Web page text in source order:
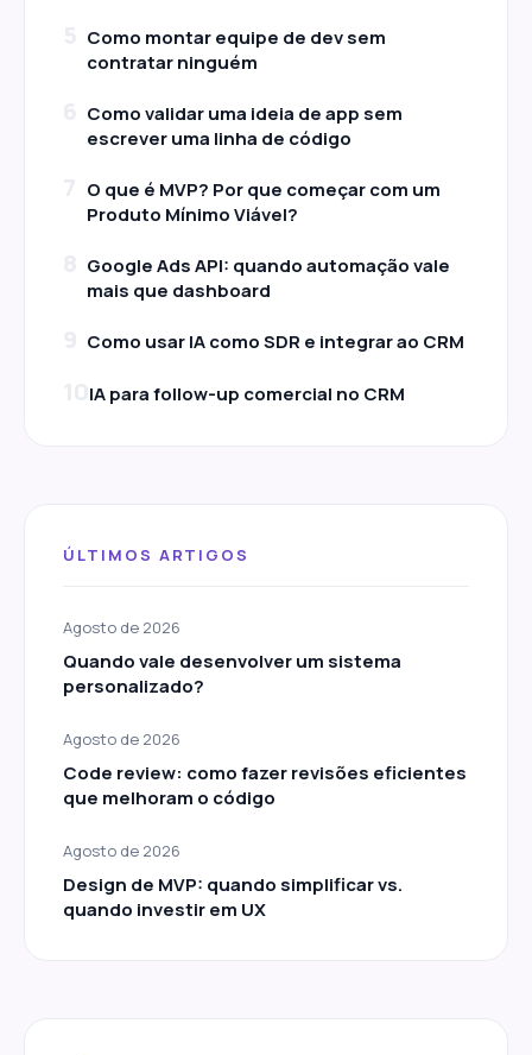
Como montar equipe de dev sem
contratar ninguém
Como validar uma ideia de app sem
escrever uma linha de código
O que é MVP? Por que começar com um
Produto Mínimo Viável?
Google Ads API: quando automação vale
mais que dashboard
Como usar IA como SDR e integrar ao CRM
IA para follow-up comercial no CRM
ÚLTIMOS ARTIGOS
Agosto de 2026
Quando vale desenvolver um sistema
personalizado?
Agosto de 2026
Code review: como fazer revisões eficientes
que melhoram o código
Agosto de 2026
Design de MVP: quando simplificar vs.
quando investir em UX